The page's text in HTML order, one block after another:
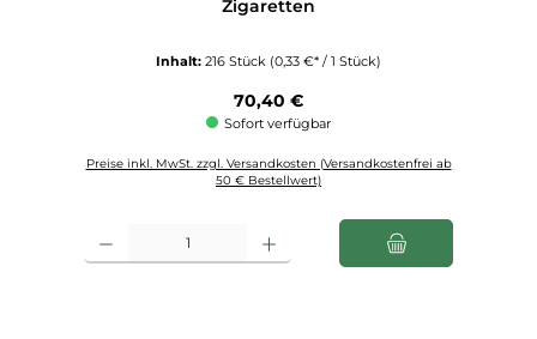
Zigaretten
Inhalt: 216 Stück (0,33 €* / 1 Stück)
Regulärer Preis:
70,40 €
Sofort verfügbar
Preise inkl. MwSt. zzgl. Versandkosten (Versandkostenfrei ab
50 € Bestellwert)
Produkt Anzahl: Gib den gewünschten Wert ein oder benutze die